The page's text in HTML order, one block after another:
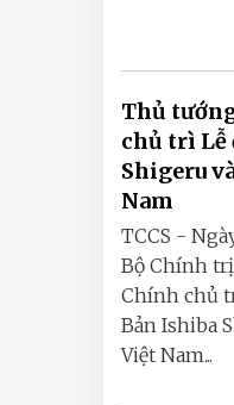
Thủ
chủ trì Lễ
Shigeru
Nam
TCCS -
Bộ Chính
Chính chủ
Bản Ishiba
Việt Nam...